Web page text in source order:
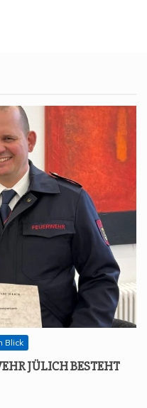
Blick
JÜLICH BESTEHT